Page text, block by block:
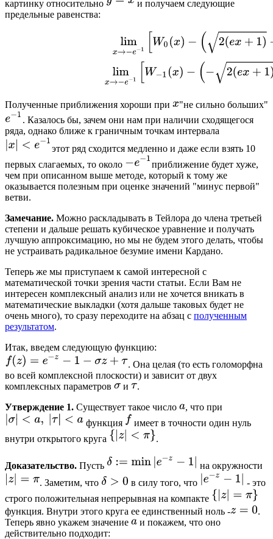
картинку относительно
и получаем следующие
предельные равенства:
Полученные приближения хороши при
"не сильно больших"
. Казалось бы, зачем они нам при наличии сходящегося
ряда, однако ближе к граничным точкам интервала
этот ряд сходится медленно и даже если взять 10
первых слагаемых, то около
приближение будет хуже,
чем при описанном выше методе, который к тому же
оказывается полезным при оценке значений "минус первой"
ветви.
Замечание. Можно раскладывать в Тейлора до члена третьей
степени и дальше решать кубическое уравнение и получать
лучшую аппроксимацию, но мы не будем этого делать, чтобы
не устраивать радикальное безумие имени Кардано.
Теперь же мы приступаем к самой интересной с
математической точки зрения части статьи. Если Вам не
интересен комплексный анализ или не хочется вникать в
математические выкладки (хотя дальше таковых будет не
очень много), то сразу переходите на абзац с полученным
результатом.
Итак, введем следующую функцию:
. Она целая (то есть голоморфна
во всей комплексной плоскости) и зависит от двух
комплексных параметров
и
.
Утверждение 1. Существует такое число
, что при
функция
имеет в точности один нуль
внутри открытого круга
.
Доказательство. Пусть
на окружности
. Заметим, что
в силу того, что
- это
строго положительная непрерывная на компакте
функция. Внутри этого круга ее единственный ноль -
.
Теперь явно укажем значение
и покажем, что оно
действительно подходит: